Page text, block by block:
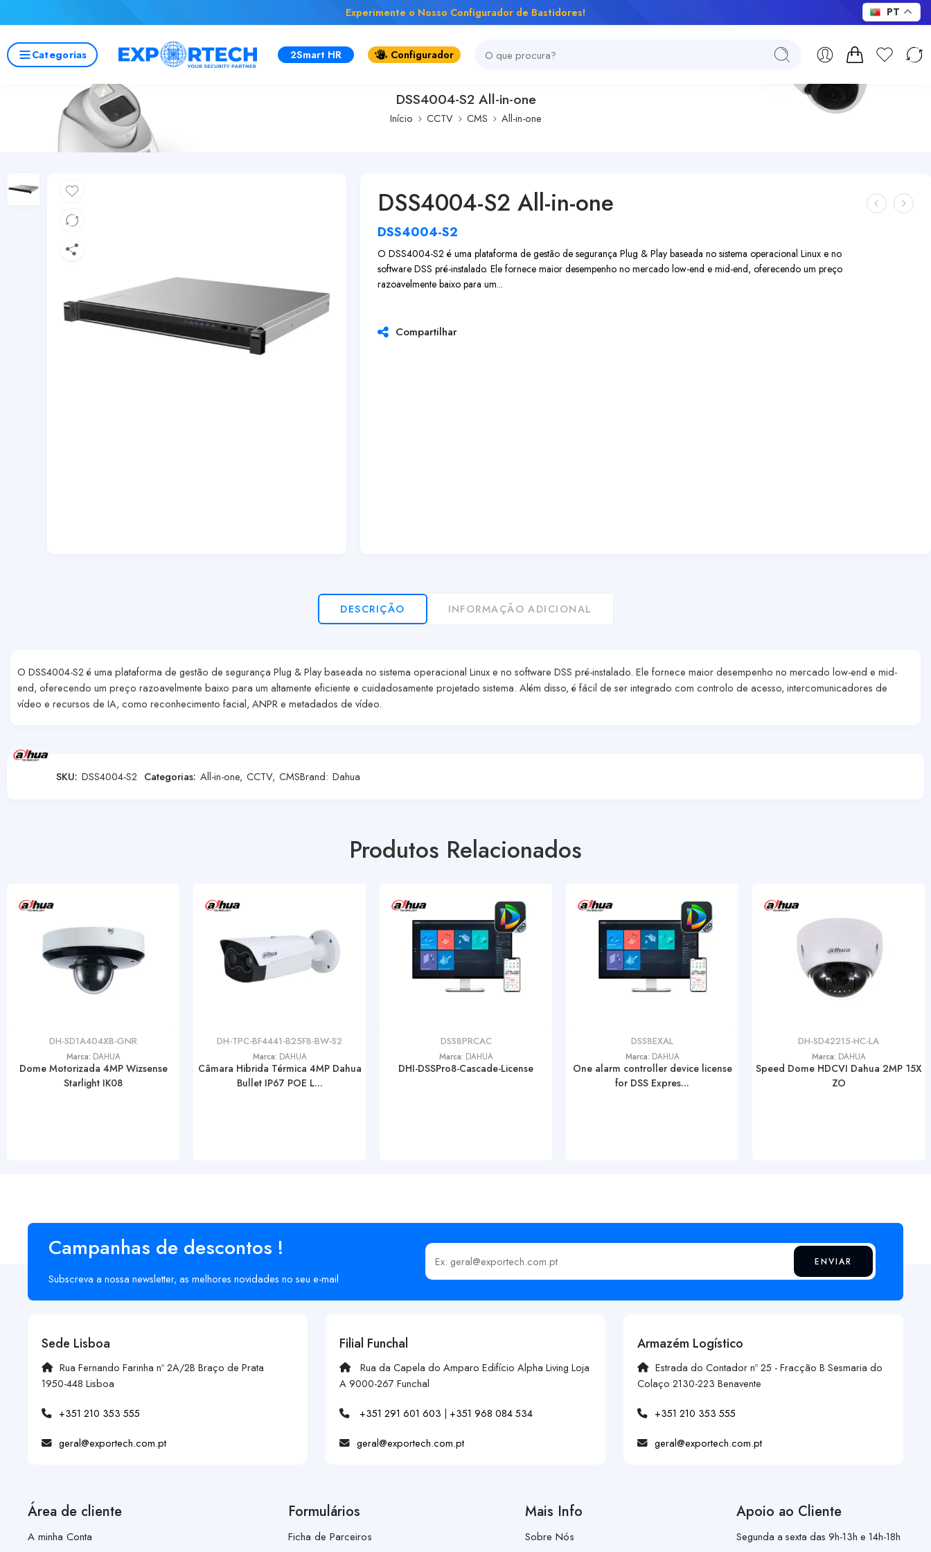
Experimente o Nosso Configurador de Bastidores!
Categorias 2Smart HR Configurador
DSS4004-S2 All-in-one
Início CCTV CMS All-in-one
DSS4004-S2 All-in-one
DSS4004-S2
O DSS4004-S2 é uma plataforma de gestão de segurança Plug & Play baseada no sistema operacional Linux e no
software DSS pré-instalado. Ele fornece maior desempenho no mercado low-end e mid-end, oferecendo um preço
razoavelmente baixo para um...
Compartilhar
DESCRIÇÃO INFORMAÇÃO ADICIONAL
O DSS4004-S2 é uma plataforma de gestão de segurança Plug & Play baseada no sistema operacional Linux e no software DSS pré-instalado. Ele fornece maior desempenho no mercado low-end e mid-
end, oferecendo um preço razoavelmente baixo para um altamente eficiente e cuidadosamente projetado sistema. Além disso, é fácil de ser integrado com controlo de acesso, intercomunicadores de
vídeo e recursos de IA, como reconhecimento facial, ANPR e metadados de vídeo.
SKU: DSS4004-S2 Categorias: All-in-one, CCTV, CMSBrand: Dahua
Produtos Relacionados
DH-SD1A404XB-GNR
Marca: DAHUA
Dome Motorizada 4MP Wizsense
Starlight IK08
DH-TPC-BF4441-B25F8-BW-S2
Marca: DAHUA
Câmara Hibrida Térmica 4MP Dahua
Bullet IP67 POE L...
DSS8PRCAC
Marca: DAHUA
DHI-DSSPro8-Cascade-License
DSS8EXAL
Marca: DAHUA
One alarm controller device license
for DSS Expres...
DH-SD42215-HC-LA
Marca: DAHUA
Speed Dome HDCVI Dahua 2MP 15X
ZO
Campanhas de descontos !
Subscreva a nossa newsletter, as melhores novidades no seu e-mail
Insira o seu email ENVIAR
Sede Lisboa
Rua Fernando Farinha nº 2A/2B Braço de Prata
1950-448 Lisboa
+351 210 353 555
geral@exportech.com.pt
Filial Funchal
Rua da Capela do Amparo Edifício Alpha Living Loja
A 9000-267 Funchal
+351 291 601 603 | +351 968 084 534
geral@exportech.com.pt
Armazém Logístico
Estrada do Contador nº 25 - Fracção B Sesmaria do
Colaço 2130-223 Benavente
+351 210 353 555
geral@exportech.com.pt
Área de cliente
A minha Conta
Formulários
Ficha de Parceiros
Mais Info
Sobre Nós
Apoio ao Cliente
Segunda a sexta das 9h-13h e 14h-18h
PT